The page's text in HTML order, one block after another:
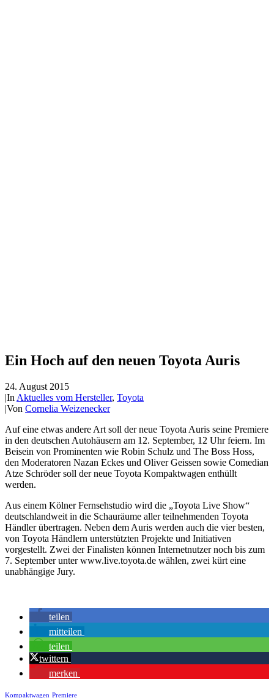
Ein Hoch auf den neuen Toyota Auris
24. August 2015
|In Aktuelles vom Hersteller, Toyota
|Von Cornelia Weizenecker
Auf eine etwas andere Art soll der neue Toyota Auris seine Premiere
in den deutschen Autohäusern am 12. September, 12 Uhr feiern. Im
Beisein von Prominenten wie Robin Schulz und The Boss Hoss,
den Moderatoren Nazan Eckes und Oliver Geissen sowie Comedian
Atze Schröder soll der neue Toyota Kompaktwagen enthüllt
werden.
Aus einem Kölner Fernsehstudio wird die „Toyota Live Show“
deutschlandweit in die Schauräume aller teilnehmenden Toyota
Händler übertragen. Neben dem Auris werden auch die vier besten,
von Toyota Händlern unterstützten Projekte und Initiativen
vorgestellt. Zwei der Finalisten können Internetnutzer noch bis zum
7. September unter www.live.toyota.de wählen, zwei kürt eine
unabhängige Jury.
teilen
mitteilen
teilen
twittern
merken
Kompaktwagen Premiere